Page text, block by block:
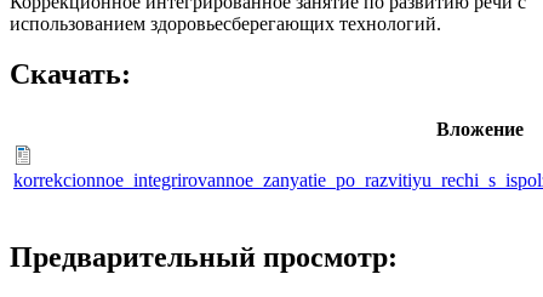
использованием здоровьесберегающих технологий.
Скачать:
Вложение
Предварительный просмотр: